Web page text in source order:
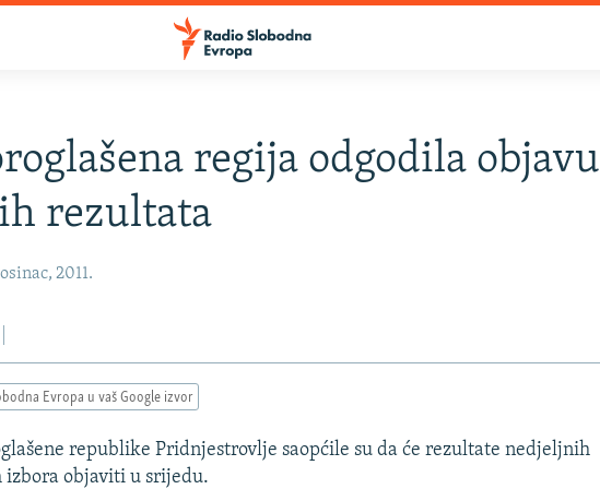
regija odgodila objavu
rezultata
2011.
Evropa u vaš Google izvor
republike Pridnjestrovlje saopćile su da će rezultate nedjeljnih
objaviti u srijedu.